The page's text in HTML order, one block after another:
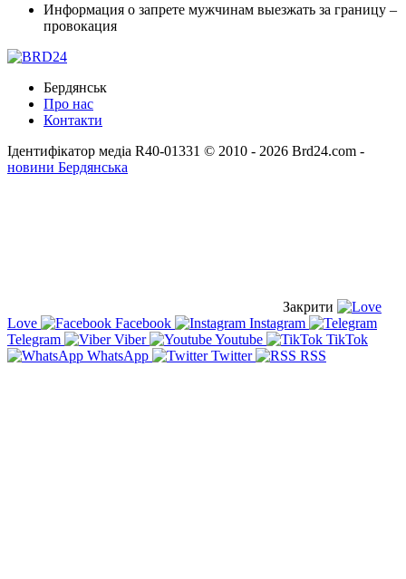
Информация о запрете мужчинам выезжать за границу –
провокация
Бердянськ
Про нас
Контакти
Ідентифікатор медіа R40-01331 © 2010 - 2026 Brd24.com -
новини Бердянська
Закрити
Love
Facebook
Instagram
Telegram
Viber Youtube
TikTok
WhatsApp
Twitter RSS